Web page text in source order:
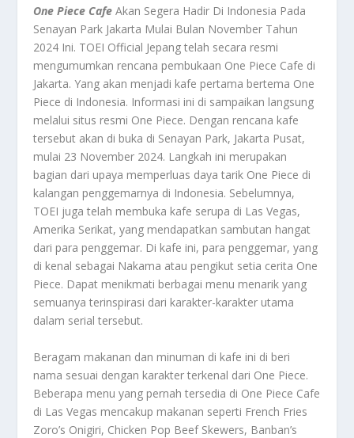
One Piece CafeAkan Segera Hadir Di Indonesia Pada
Senayan Park Jakarta Mulai Bulan November Tahun
2024 Ini. TOEI Official Jepang telah secara resmi
mengumumkan rencana pembukaan One Piece Cafe di
Jakarta. Yang akan menjadi kafe pertama bertema One
Piece di Indonesia. Informasi ini di sampaikan langsung
melalui situs resmi One Piece. Dengan rencana kafe
tersebut akan di buka di Senayan Park, Jakarta Pusat,
mulai 23 November 2024. Langkah ini merupakan
bagian dari upaya memperluas daya tarik One Piece di
kalangan penggemarnya di Indonesia. Sebelumnya,
TOEI juga telah membuka kafe serupa di Las Vegas,
Amerika Serikat, yang mendapatkan sambutan hangat
dari para penggemar. Di kafe ini, para penggemar, yang
di kenal sebagai Nakama atau pengikut setia cerita One
Piece. Dapat menikmati berbagai menu menarik yang
semuanya terinspirasi dari karakter-karakter utama
dalam serial tersebut.
Beragam makanan dan minuman di kafe ini di beri
nama sesuai dengan karakter terkenal dari One Piece.
Beberapa menu yang pernah tersedia di One Piece Cafe
di Las Vegas mencakup makanan seperti French Fries
Zoro’s Onigiri, Chicken Pop Beef Skewers, Banban’s